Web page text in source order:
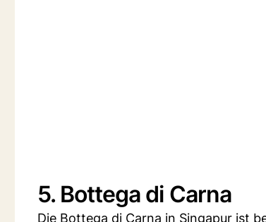
5. Bottega di Carna
Die Bottega di Carna in Singapur ist